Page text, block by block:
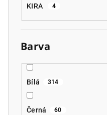
KIRA 4
Barva
Bílá 314
Černá 60